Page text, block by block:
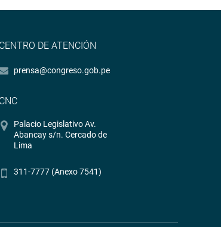
CENTRO DE ATENCIÓN
prensa@congreso.gob.pe
CNC
Palacio Legislativo Av.
Abancay s/n. Cercado de
Lima
311-7777 (Anexo 7541)